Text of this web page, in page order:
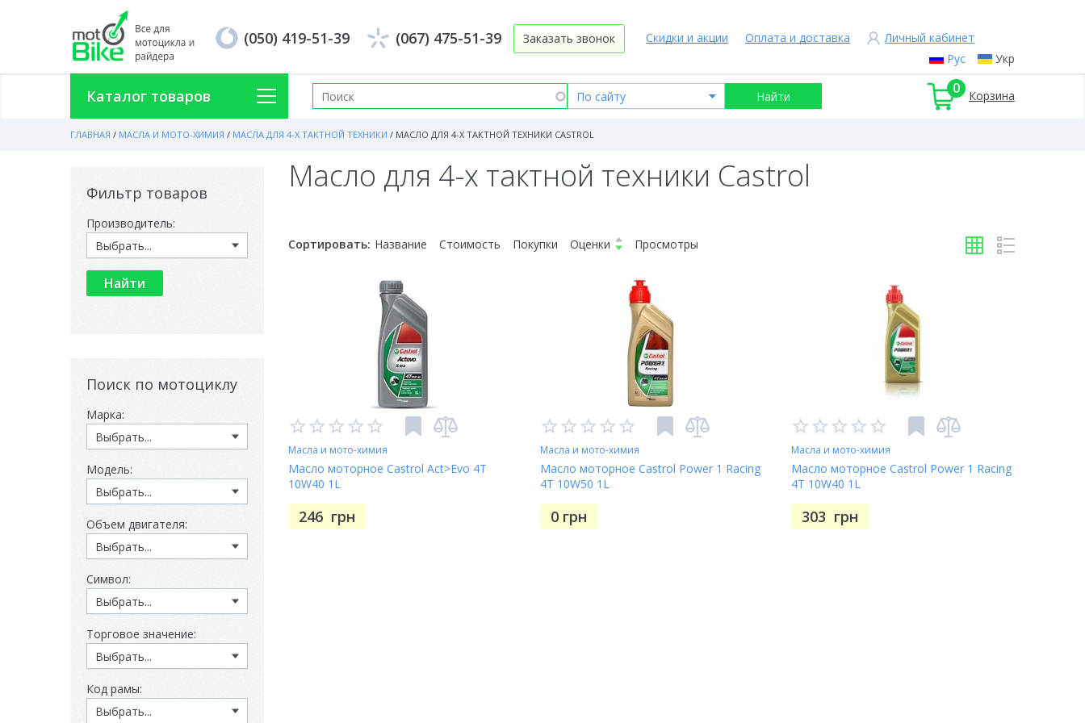
Рус Укр
Скидки и акции Оплата и доставка Личный кабинет
(050) 419-51-39 (067) 475-51-39 Заказать звонок
Каталог товаров 0 Корзина
ГЛАВНАЯ / МАСЛА И МОТО-ХИМИЯ / МАСЛА ДЛЯ 4-Х ТАКТНОЙ ТЕХНИКИ / МАСЛО ДЛЯ 4-Х ТАКТНОЙ ТЕХНИКИ CASTROL
Масло для 4-х тактной техники Castrol
Сортировать: Название Стоимость Покупки Оценки Просмотры
Масла и мото-химия
Масло моторное Castrol Act>Evo 4T
10W40 1L
246 грн
Масла и мото-химия
Масло моторное Castrol Power 1 Racing
4T 10W50 1L
0 грн
Масла и мото-химия
Масло моторное Castrol Power 1 Racing
4T 10W40 1L
303 грн
Фильтр товаров
Производитель:
Поиск по мотоциклу
Марка:
Модель:
Объем двигателя:
Символ:
Торговое значение:
Код рамы: